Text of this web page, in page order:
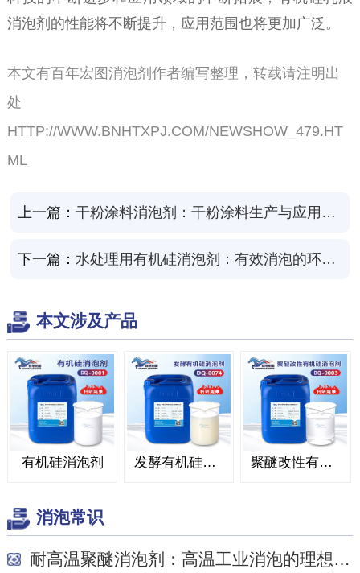
消泡剂的性能将不断提升，应用范围也将更加广泛。
本文有百年宏图消泡剂作者编写整理，转载请注明出
处
HTTP://WWW.BNHTXPJ.COM/NEWSHOW_479.HT
ML
上一篇： 干粉涂料消泡剂：干粉涂料生产与应用的得力助手
下一篇： 水处理用有机硅消泡剂：有效消泡的环保选择
本文涉及产品
有机硅消泡剂 发酵有机硅消泡剂 聚醚改性有机硅消泡剂
消泡常识
耐高温聚醚消泡剂：高温工业消泡的理想之选